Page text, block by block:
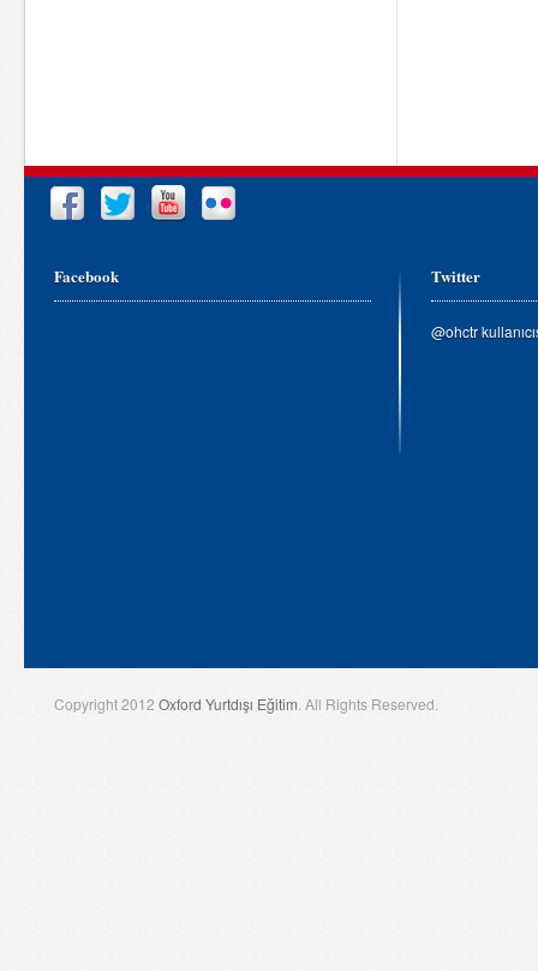
Facebook Twitter
@ohctr
Copyright 2012 Oxford Yurtdışı Eğitim. All Rights Reserved.